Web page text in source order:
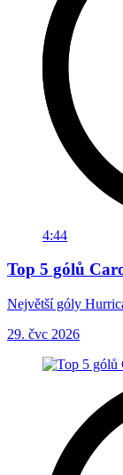
4:44
Top 5 gólů
Největší góly
29. čvc 2026